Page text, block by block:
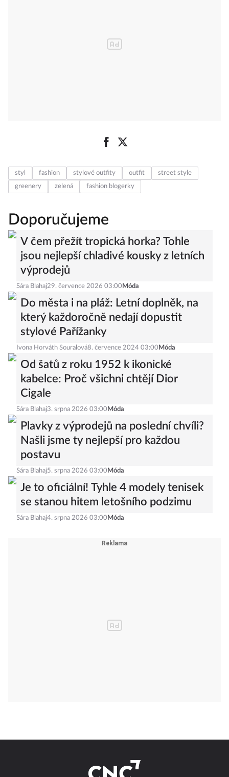
styl fashion stylové outfity outfit
street style
greenery
zelená fashion blogerky
Doporučujeme
V čem přežít tropická horka? Tohle
jsou nejlepší chladivé kousky z letních
výprodejů
Sára Blahaj29. července 2026 03:00 Móda
Do města i na pláž: Letní doplněk, na
který každoročně nedají dopustit
stylové Pařížanky
Ivona Horváth Souralová8. července 2024 03:00 Móda
Od šatů z roku 1952 k ikonické
kabelce: Proč všichni chtějí Dior
Cigale
Sára Blahaj3. srpna 2026 03:00 Móda
Plavky z výprodejů na poslední chvíli?
Našli jsme ty nejlepší pro každou
postavu
Sára Blahaj5. srpna 2026 03:00 Móda
Je to oficiální! Tyhle 4 modely tenisek
se stanou hitem letošního podzimu
Sára Blahaj4. srpna 2026 03:00 Móda